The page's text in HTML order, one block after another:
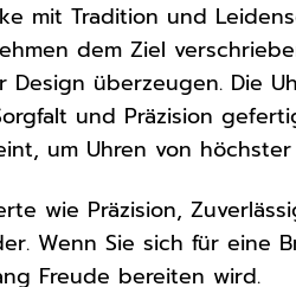
mit Tradition und
dem Ziel
überzeugen. Die
und Präzision
um Uhren von
wie Präzision,
Wenn Sie sich für eine
Freude bereiten wird.